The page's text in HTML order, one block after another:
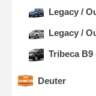
Legacy /
Legacy /
Tribeca B9
Deuter